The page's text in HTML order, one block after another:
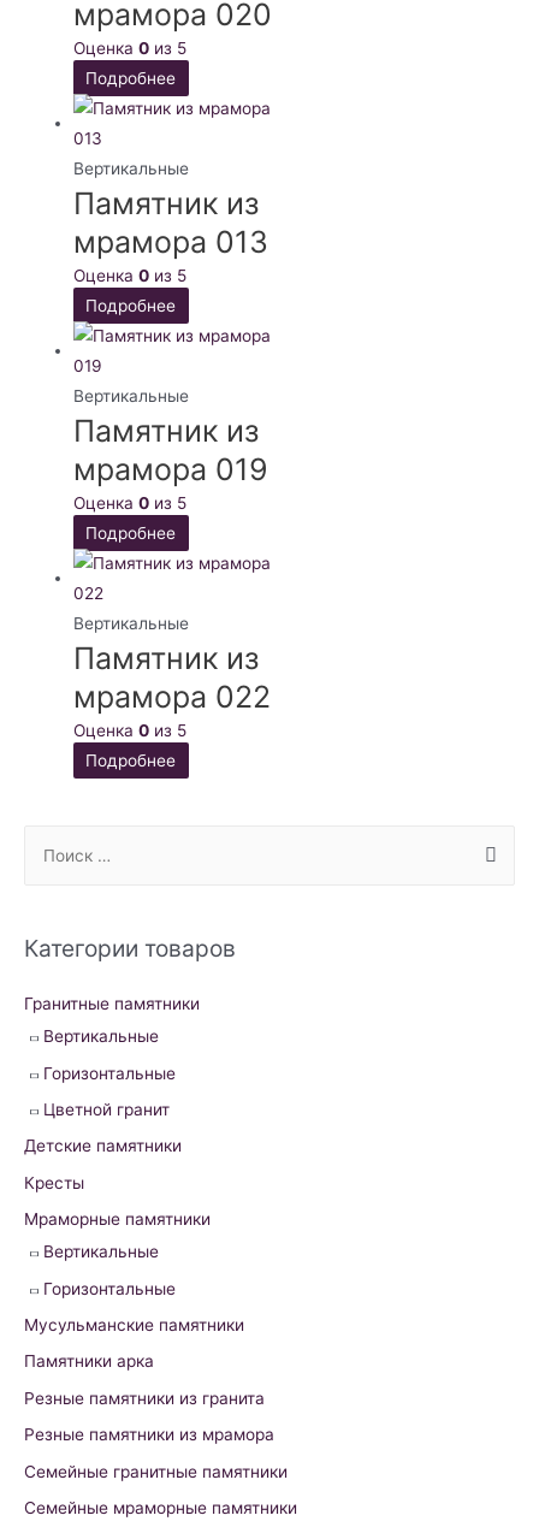
мрамора 020
Оценка0 из 5
Подробнее
Вертикальные
Памятник из
мрамора 013
Оценка0 из 5
Подробнее
Вертикальные
Памятник из
мрамора 019
Оценка0 из 5
Подробнее
Вертикальные
Памятник из
мрамора 022
Оценка0 из 5
Подробнее
r
h
Категории товаров
Гранитные памятники
Вертикальные
Горизонтальные
Цветной гранит
Детские памятники
Кресты
Мраморные памятники
Вертикальные
Горизонтальные
Мусульманские памятники
Памятники арка
Резные памятники из гранита
Резные памятники из мрамора
Семейные гранитные памятники
Семейные мраморные памятники